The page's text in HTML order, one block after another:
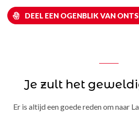
DEEL EEN OGENBLIK VAN
Je zult het
Er is altijd een goede reden om naar